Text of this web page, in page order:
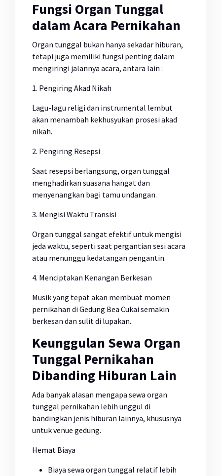
Fungsi Organ Tunggal
dalam Acara Pernikahan
Organ tunggal bukan hanya sekadar hiburan,
tetapi juga memiliki fungsi penting dalam
mengiringi jalannya acara, antara lain :
1. Pengiring Akad Nikah
Lagu-lagu religi dan instrumental lembut
akan menambah kekhusyukan prosesi akad
nikah.
2. Pengiring Resepsi
Saat resepsi berlangsung, organ tunggal
menghadirkan suasana hangat dan
menyenangkan bagi tamu undangan.
3. Mengisi Waktu Transisi
Organ tunggal sangat efektif untuk mengisi
jeda waktu, seperti saat pergantian sesi acara
atau menunggu kedatangan pengantin.
4. Menciptakan Kenangan Berkesan
Musik yang tepat akan membuat momen
pernikahan di Gedung Bea Cukai semakin
berkesan dan sulit di lupakan.
Keunggulan Sewa Organ
Tunggal Pernikahan
Dibanding Hiburan Lain
Ada banyak alasan mengapa sewa organ
tunggal pernikahan lebih unggul di
bandingkan jenis hiburan lainnya, khususnya
untuk venue gedung.
Hemat Biaya
Biaya sewa organ tunggal relatif lebih